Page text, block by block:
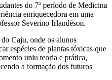
do 7º período de Medicina
enriquecedora em uma
Severino Irlandêson.
Caju, onde os alunos
espécies de plantas tóxicas que
uniu teoria e prática,
a formação dos futuros